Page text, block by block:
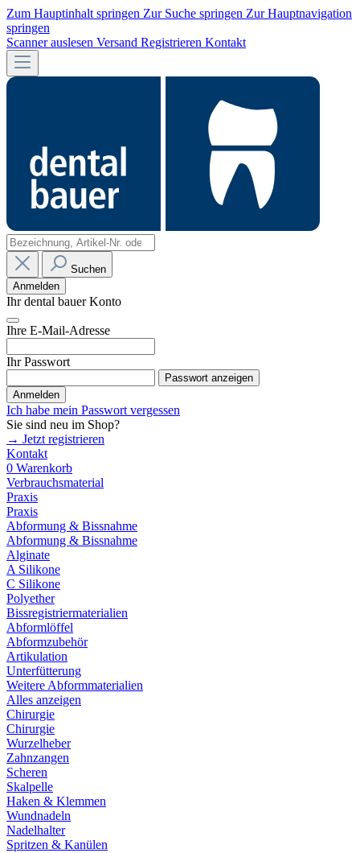
Zum Hauptinhalt springen Zur Suche springen Zur Hauptnavigation
springen
Scanner auslesen Versand Registrieren Kontakt
Suchen
Anmelden
Ihr dental bauer Konto
Ihre E-Mail-Adresse
Ihr Passwort
Passwort anzeigen
Anmelden
Ich habe mein Passwort vergessen
Sie sind neu im Shop?
→ Jetzt registrieren
Kontakt
0 Warenkorb
Verbrauchsmaterial
Praxis
Praxis
Abformung & Bissnahme
Abformung & Bissnahme
Alginate
A Silikone
C Silikone
Polyether
Bissregistriermaterialien
Abformlöffel
Abformzubehör
Artikulation
Unterfütterung
Weitere Abformmaterialien
Alles anzeigen
Chirurgie
Chirurgie
Wurzelheber
Zahnzangen
Scheren
Skalpelle
Haken & Klemmen
Wundnadeln
Nadelhalter
Spritzen & Kanülen